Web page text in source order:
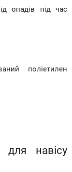
опадів під час
поліетилен
навісу